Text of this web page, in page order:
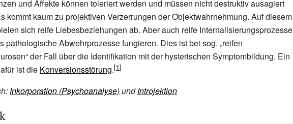
und Affekte können toleriert werden und müssen nicht destruktiv ausagiert
kommt kaum zu projektiven Verzerrungen der Objektwahrnehmung. Auf diesem
sich reife Liebesbeziehungen ab. Aber auch reife Internalisierungsprozesse
pathologische Abwehrprozesse fungieren. Dies ist bei sog. „reifen
der Fall über die Identifikation mit der hysterischen Symptombildung. Ein
ist die Konversionsstörung.
:Inkorporation (Psychoanalyse)undIntrojektion